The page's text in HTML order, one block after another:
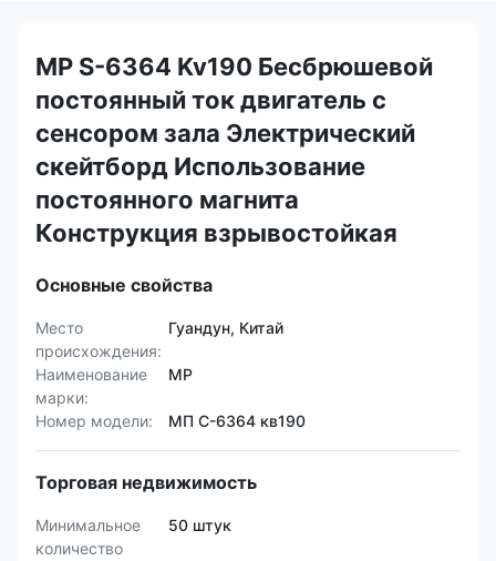
MP S-6364 Kv190 Бесбрюшевой
постоянный ток двигатель с
сенсором зала Электрический
скейтборд Использование
постоянного магнита
Конструкция взрывостойкая
Основные свойства
Место
происхождения:
Гуандун, Китай
Наименование
марки:
MP
Номер модели: МП С-6364 кв190
Торговая недвижимость
Минимальное
количество
50 штук